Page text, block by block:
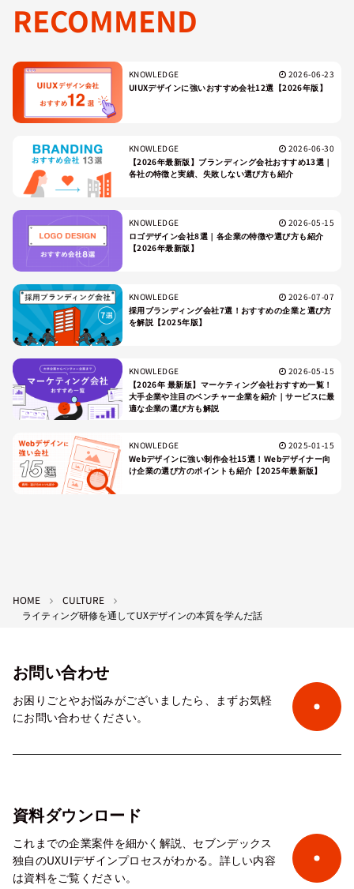
RECOMMEND
KNOWLEDGE
2026-06-23
UIUXデザインに強いおすすめ会社12選【2026年版】
KNOWLEDGE
2026-06-30
【2026年最新版】ブランディング会社おすすめ13選｜
各社の特徴と実績、失敗しない選び方も紹介
KNOWLEDGE
2026-05-15
ロゴデザイン会社8選｜各企業の特徴や選び方も紹介
【2026年最新版】
KNOWLEDGE
2026-07-07
採用ブランディング会社7選！おすすめの企業と選び方
を解説【2025年版】
KNOWLEDGE
2026-05-15
【2026年 最新版】マーケティング会社おすすめ一覧！
大手企業や注目のベンチャー企業を紹介｜サービスに最
適な企業の選び方も解説
KNOWLEDGE
2025-01-15
Webデザインに強い制作会社15選！Webデザイナー向
け企業の選び方のポイントも紹介【2025年最新版】
HOME
CULTURE
ライティング研修を通してUXデザインの本質を学んだ話
お問い合わせ
お困りごとやお悩みがございましたら、まずお気軽
にお問い合わせください。
資料ダウンロード
これまでの企業案件を細かく解説、セブンデックス
独自のUXUIデザインプロセスがわかる。詳しい内容
は資料をご覧ください。